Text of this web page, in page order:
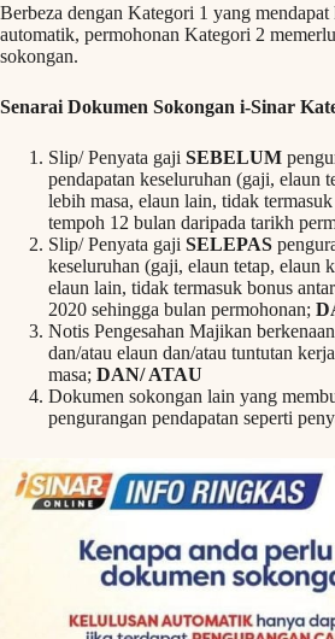
Berbeza dengan Kategori 1 yang mendapat
automatik, permohonan Kategori 2
sokongan.
Senarai Dokumen Sokongan i-Sinar
Slip/ Penyata gaji SEBELUM
pendapatan keseluruhan (gaji, elaun
lebih masa, elaun lain, tidak
tempoh 12 bulan daripada tarikh
Slip/ Penyata gaji SELEPAS
keseluruhan (gaji, elaun tetap, elaun
elaun lain, tidak termasuk bonus
2020 sehingga bulan permohonan;
Notis Pengesahan Majikan
dan/atau elaun dan/atau tuntutan
masa; DAN/ ATAU
Dokumen sokongan lain yang
pengurangan pendapatan seperti